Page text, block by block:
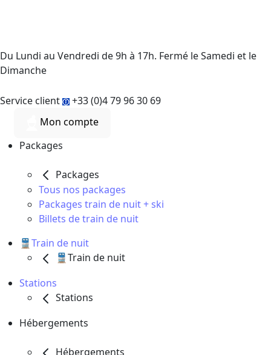
Du Lundi au Vendredi de 9h à 17h. Fermé le Samedi et le
Dimanche
Service client
+33 (0)4 79 96 30 69
Mon compte
Packages
Packages
Tous nos packages
Packages train de nuit + ski
Billets de train de nuit
🚆Train de nuit
🚆Train de nuit
Stations
Stations
Hébergements
Hébergements